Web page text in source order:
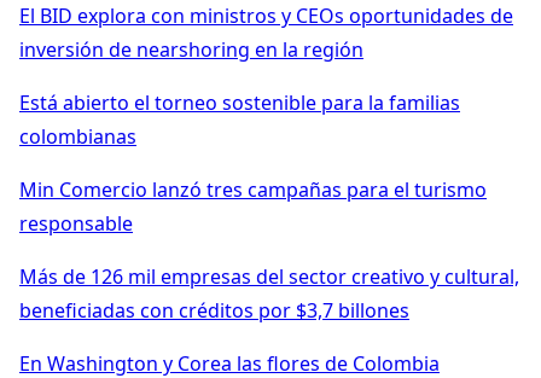
El BID explora con ministros y CEOs oportunidades de
inversión de nearshoring en la región
Está abierto el torneo sostenible para la familias
colombianas
Min Comercio lanzó tres campañas para el turismo
responsable
Más de 126 mil empresas del sector creativo y cultural,
beneficiadas con créditos por $3,7 billones
En Washington y Corea las flores de Colombia